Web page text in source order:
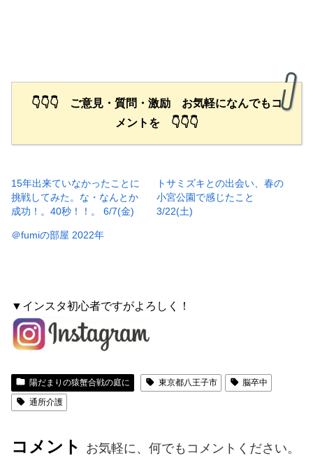
👇👇👇 ご意見・質問・激励 お気軽になんでもコ
メントを 👇👇👇
15年出来ていなかったことに
挑戦してみた。な・なんとか
成功！。40秒！！。 6/7(金)
トサミズキとの出会い、春の
小宮公園で感じたこと
3/22(土)
＠fumiの部屋 2022年
▼インスタ初心者ですがよろしく！
陽だまりの猿蟹合戦の庭に 東京都八王子市
脳卒中
通所介護
コメント お気軽に、何でもコメントください。